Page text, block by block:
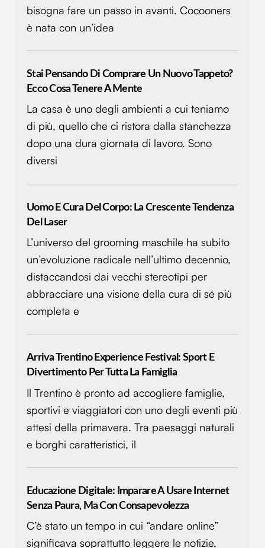
bisogna fare un passo in avanti. Cocooners
è nata con un’idea
Stai Pensando Di Comprare Un Nuovo Tappeto?
Ecco Cosa Tenere A Mente
La casa è uno degli ambienti a cui teniamo
di più, quello che ci ristora dalla stanchezza
dopo una dura giornata di lavoro. Sono
diversi
Uomo E Cura Del Corpo: La Crescente Tendenza
Del Laser
L’universo del grooming maschile ha subito
un’evoluzione radicale nell’ultimo decennio,
distaccandosi dai vecchi stereotipi per
abbracciare una visione della cura di sé più
completa e
Arriva Trentino Experience Festival: Sport E
Divertimento Per Tutta La Famiglia
Il Trentino è pronto ad accogliere famiglie,
sportivi e viaggiatori con uno degli eventi più
attesi della primavera. Tra paesaggi naturali
e borghi caratteristici, il
Educazione Digitale: Imparare A Usare Internet
Senza Paura, Ma Con Consapevolezza
C’è stato un tempo in cui “andare online”
significava soprattutto leggere le notizie,